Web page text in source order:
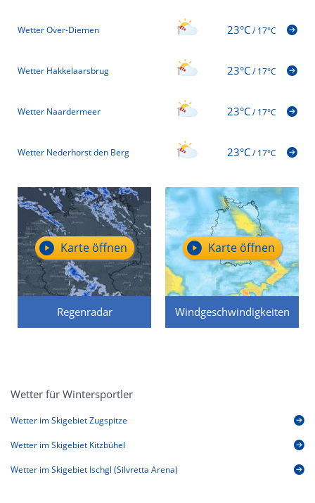
Wetter Over-Diemen 23°C/17°C
Wetter Hakkelaarsbrug 23°C/17°C
Wetter Naardermeer 23°C/17°C
Wetter Nederhorst den Berg 23°C/17°C
Regenradar
Karte öffnen
Windgeschwindigkeiten
Karte öffnen
Wetter für Wintersportler
Wetter im Skigebiet Zugspitze
Wetter im Skigebiet Kitzbühel
Wetter im Skigebiet Ischgl (Silvretta Arena)